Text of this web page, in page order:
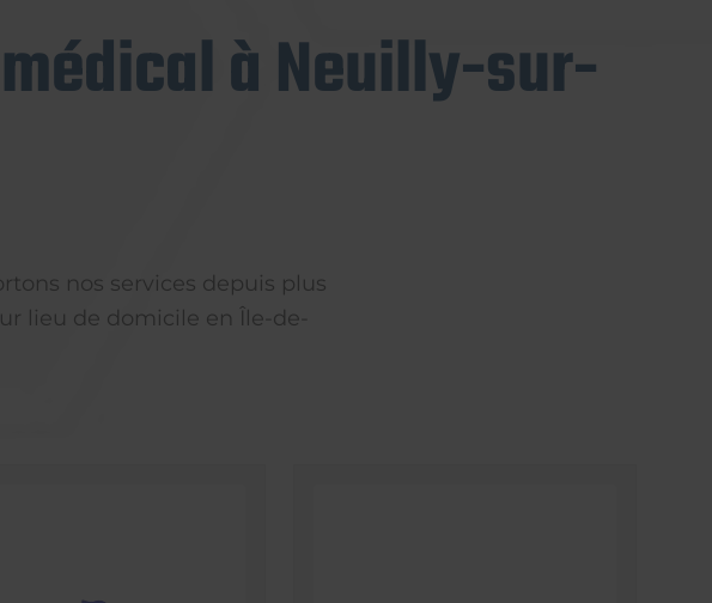
à Neuilly-sur-
nos services depuis plus
lieu de domicile en Île-de-